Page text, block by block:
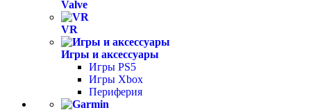
Valve
VR
Игры и аксессуары
Игры PS5
Игры Xbox
Периферия